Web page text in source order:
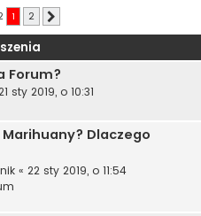
1 2
Forum?
sty 2019, o 10:31
Dlaczego
« 22 sty 2019, o 11:54